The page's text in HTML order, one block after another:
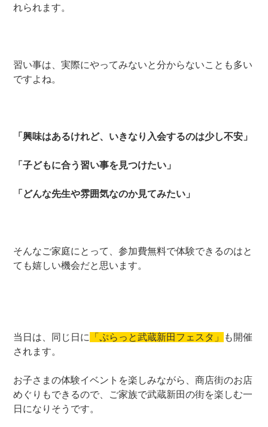
れられます。
習い事は、実際にやってみないと分からないことも多い
ですよね。
「興味はあるけれど、いきなり入会するのは少し不安」
「子どもに合う習い事を見つけたい」
「どんな先生や雰囲気なのか見てみたい」
そんなご家庭にとって、参加費無料で体験できるのはと
ても嬉しい機会だと思います。
当日は、同じ日に 「ぷらっと武蔵新田フェスタ」
も開催
されます。
お子さまの体験イベントを楽しみながら、商店街のお店
めぐりもできるので、ご家族で武蔵新田の街を楽しむ一
日になりそうです。